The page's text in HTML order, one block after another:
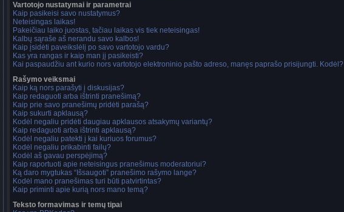
Vartotojo nustatymai ir parametrai
Kaip pasikeisi savo nustatymus?
Neteisingas laikas!
Pakeičiau laiko juostas, tačiau laikas vis tiek neteisingas!
Kalbų sąraše aš nerandu savo kalbos!
Kaip įsidėti paveikslėlį po savo vartotojo vardu?
Kas yra rangas ir kaip man jį pasikeisti?
Kai paspaudžiu ant kurio nors vartotojo elektroninio pašto adreso, manęs paprašo prisijungti. Kodėl?
Rašymo veiksmai
Kaip ką nors parašyti į diskusijas?
Kaip redaguoti arba ištrinti pranešimą?
Kaip prie savo pranešimų pridėti parašą?
Kaip sukurti apklausą?
Kodėl negaliu pridėti daugiau apklausos atsakymų variantų?
Kaip redaguoti arba ištrinti apklausą?
Kodėl negaliu patekti į kai kuriuos forumus?
Kodėl negaliu prikabinti failų?
Kodėl aš gavau perspėjimą?
Kaip raportuoti apie neteisingus pranešimus moderatoriui?
Ką daro mygtukas “Išsaugoti” pranešimo rašymo lange?
Kodėl mano pranešimas turi būti patvirtintas?
Kaip priminti apie kurią nors mano temą?
Teksto formavimas ir temų tipai